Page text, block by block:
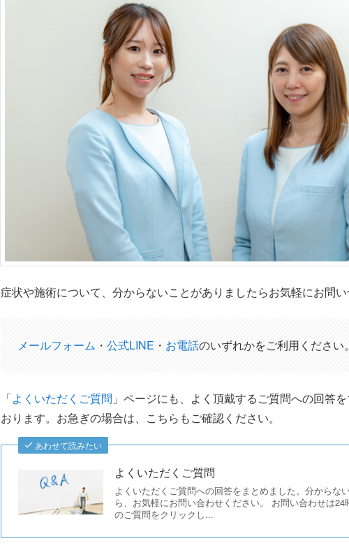
症状や施術について、分からないことがありましたらお気軽にお問い
メールフォーム ・ 公式LINE ・ お電話のいずれかをご利用ください。
「よくいただくご質問 」ページにも、よく頂戴するご質問への回答
おります。お急ぎの場合は、こちらもご確認ください。
あわせて読みたい
よくいただくご質問
よくいただくご質問への回答をまとめました。分からな
ら、お気軽にお問い合わせください。 お問い合わせは24
のご質問をクリックし...